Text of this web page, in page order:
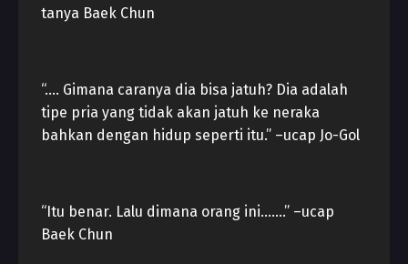
tanya Baek Chun
“…. Gimana caranya dia bisa jatuh? Dia adalah
tipe pria yang tidak akan jatuh ke neraka
bahkan dengan hidup seperti itu.” –ucap Jo-Gol
“Itu benar. Lalu dimana orang ini…….” –ucap
Baek Chun